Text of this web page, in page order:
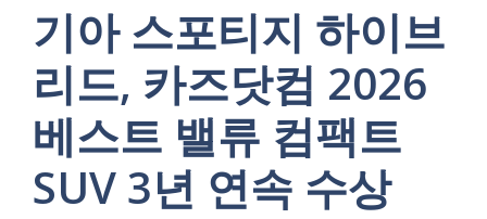
기아 스포티지 하이브
리드, 카즈닷컴 2026
베스트 밸류 컴팩트
SUV 3년 연속 수상